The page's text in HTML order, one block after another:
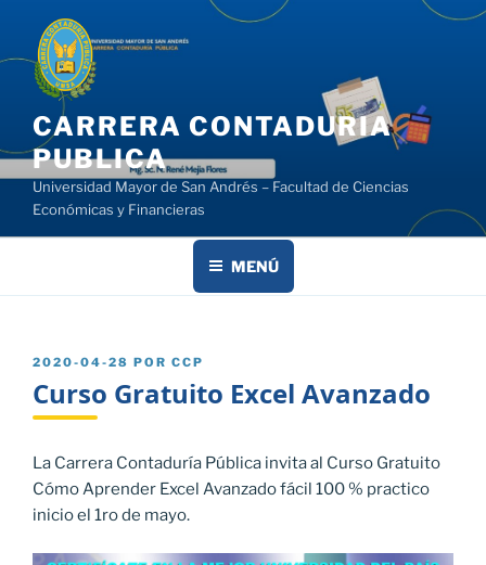
contenido
CARRERA CONTADURIA
PUBLICA
Universidad Mayor de San Andrés – Facultad de Ciencias
Económicas y Financieras
MENÚ
PUBLICADO
2020-04-28 POR CCP
Curso Gratuito Excel Avanzado
La Carrera Contaduría Pública invita al Curso Gratuito
Cómo Aprender Excel Avanzado fácil 100 % practico
inicio el 1ro de mayo.